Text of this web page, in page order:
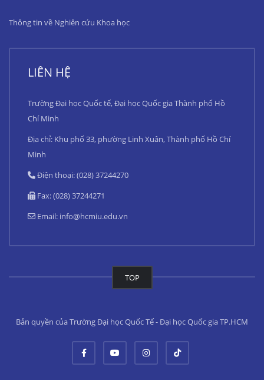
Thông tin về Nghiên cứu Khoa học
LIÊN HỆ
Trường Đại học Quốc tế, Đại học Quốc gia Thành phố Hồ
Chí Minh
Địa chỉ: Khu phố 33, phường Linh Xuân, Thành phố Hồ Chí
Minh
Điện thoại: (028) 37244270
Fax: (028) 37244271
Email: info@hcmiu.edu.vn
TOP
Bản quyền của Trường Đại học Quốc Tế - Đại học Quốc gia TP.HCM